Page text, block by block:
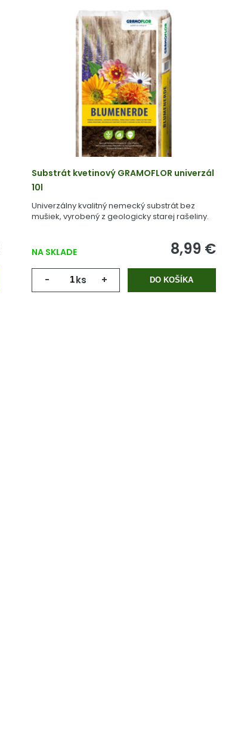
Substrát kvetinový GRAMOFLOR univerzál
10l
Univerzálny kvalitný nemecký substrát bez
mušiek, vyrobený z geologicky starej rašeliny.
NA SKLADE 8,99 €
- ks + DO KOŠÍKA